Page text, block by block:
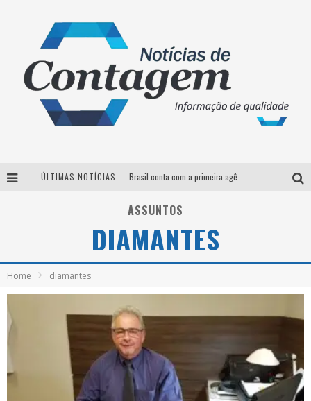
ÚLTIMAS NOTÍCIAS
Suzy Brasil desembarca em Belo Horizonte nesta quinta-feira com o espetáculo “Uma Noite Horripilante”
ASSUNTOS
DIAMANTES
Home diamantes